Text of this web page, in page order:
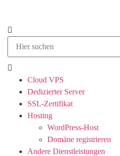
Cloud VPS
Dedizierter Server
SSL-Zertifikat
Hosting
WordPress-Host
Domäne registrieren
Andere Dienstleistungen